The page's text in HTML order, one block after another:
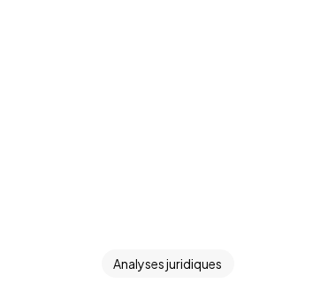
Analyses juridiques